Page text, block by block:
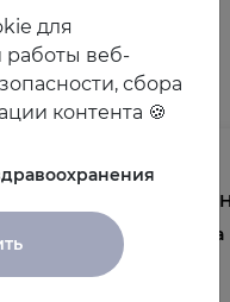
03.08.2026
в
V
для
работы веб-
сбора
контента 🍪